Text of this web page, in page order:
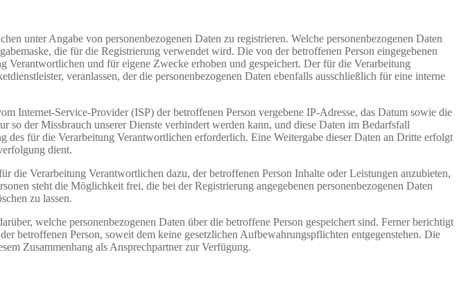
unter Angabe von personenbezogenen Daten zu registrieren. Welche personenbezogenen Daten
die für die Registrierung verwendet wird. Die von der betroffenen Person eingegebenen
und für eigene Zwecke erhoben und gespeichert. Der für die Verarbeitung
veranlassen, der die personenbezogenen Daten ebenfalls ausschließlich für eine interne
Internet-Service-Provider (ISP) der betroffenen Person vergebene IP-Adresse, das Datum sowie die
der Missbrauch unserer Dienste verhindert werden kann, und diese Daten im Bedarfsfall
für die Verarbeitung Verantwortlichen erforderlich. Eine Weitergabe dieser Daten an Dritte erfolgt
dient.
Verarbeitung Verantwortlichen dazu, der betroffenen Person Inhalte oder Leistungen anzubieten,
steht die Möglichkeit frei, die bei der Registrierung angegebenen personenbezogenen Daten
zu lassen.
welche personenbezogenen Daten über die betroffene Person gespeichert sind. Ferner berichtigt
betroffenen Person, soweit dem keine gesetzlichen Aufbewahrungspflichten entgegenstehen. Die
Zusammenhang als Ansprechpartner zur Verfügung.